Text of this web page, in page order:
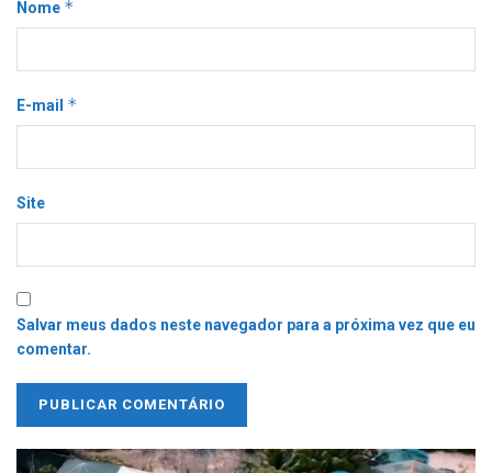
Nome *
E-mail *
Site
Salvar meus dados neste navegador para a próxima vez que eu
comentar.
Tocador